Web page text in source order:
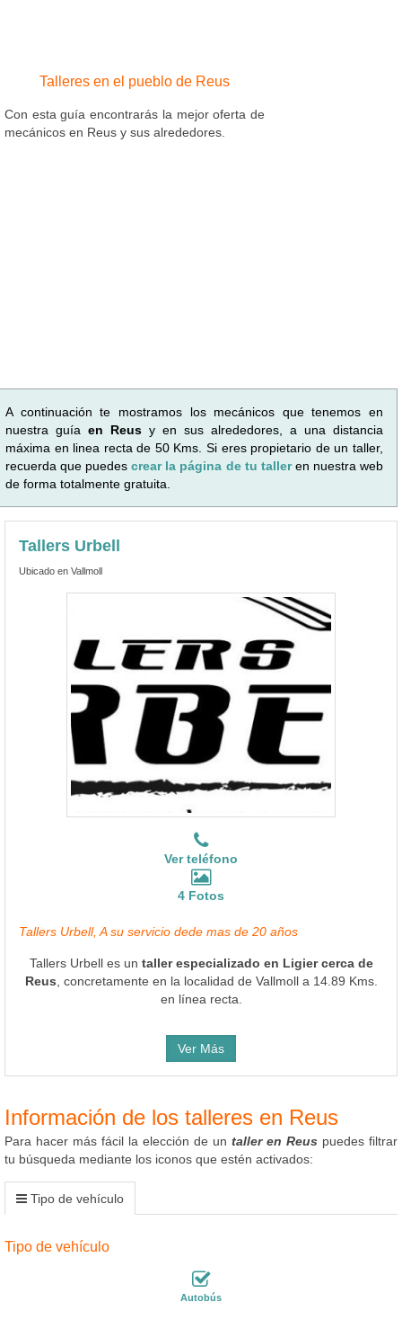
Talleres en el pueblo de Reus
Con esta guía encontrarás la mejor oferta de
mecánicos en Reus y sus alrededores.
A continuación te mostramos los mecánicos que tenemos en
nuestra guía en Reus y en sus alrededores, a una distancia
máxima en linea recta de 50 Kms. Si eres propietario de un taller,
recuerda que puedescrear la página de tu talleren nuestra web
de forma totalmente gratuita.
Tallers Urbell
Ubicado en Vallmoll
Ver teléfono
4 Fotos
Tallers Urbell, A su servicio dede mas de 20 años
Tallers Urbell es un taller especializado en Ligier cerca de
Reus , concretamente en la localidad de Vallmoll a 14.89 Kms.
en línea recta.
Ver Más
Información de los talleres en Reus
Para hacer más fácil la elección de un taller en Reus puedes filtrar
tu búsqueda mediante los iconos que estén activados:
Tipo de vehículo
Tipo de vehículo
Autobús